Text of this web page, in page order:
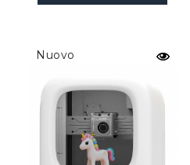
Nuovo